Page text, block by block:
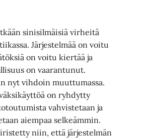
sinisilmäisiä virheitä
Järjestelmää on voitu
on voitu kiertää ja
on vaarantunut.
nyt vihdoin muuttumassa.
on ryhdytty
vahvistetaan ja
aiempaa selkeämmin.
niin, että järjestelmän